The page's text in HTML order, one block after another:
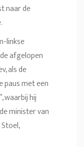
naar de
linkse
afgelopen
als de
paus met een
waarbij hij
minister van